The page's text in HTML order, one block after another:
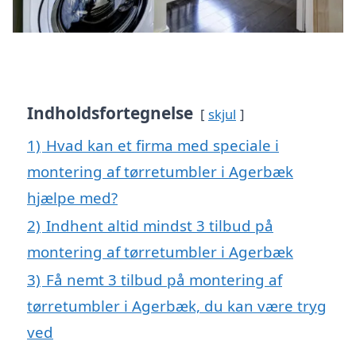
Indholdsfortegnelse skjul
1) Hvad kan et firma med speciale i
montering af tørretumbler i Agerbæk
hjælpe med?
2) Indhent altid mindst 3 tilbud på
montering af tørretumbler i Agerbæk
3) Få nemt 3 tilbud på montering af
tørretumbler i Agerbæk, du kan være tryg
ved